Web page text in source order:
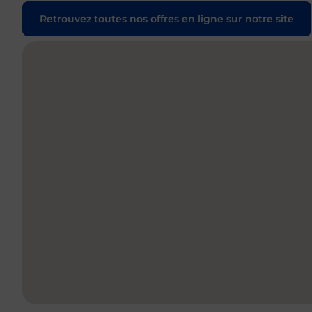
Retrouvez toutes nos offres en ligne sur notre site